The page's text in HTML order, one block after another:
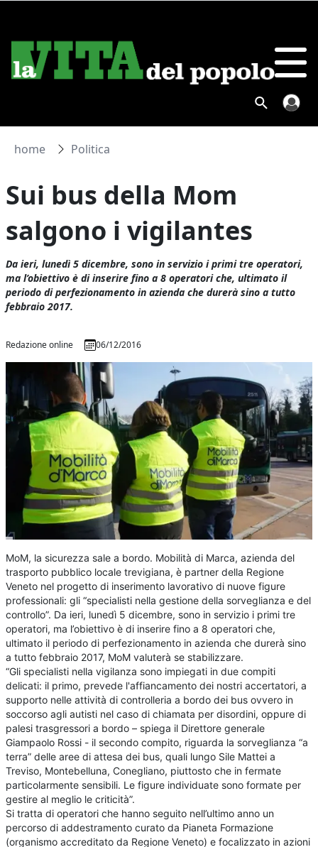
home Politica
Sui bus della Mom
salgono i vigilantes
Da ieri, lunedì 5 dicembre, sono in servizio i primi tre operatori,
ma l’obiettivo è di inserire fino a 8 operatori che, ultimato il
periodo di perfezionamento in azienda che durerà sino a tutto
febbraio 2017.
Redazione online 06/12/2016
MoM, la sicurezza sale a bordo. Mobilità di Marca, azienda del
trasporto pubblico locale trevigiana, è partner della Regione
Veneto nel progetto di inserimento lavorativo di nuove figure
professionali: gli “specialisti nella gestione della sorveglianza e del
controllo”. Da ieri, lunedì 5 dicembre, sono in servizio i primi tre
operatori, ma l’obiettivo è di inserire fino a 8 operatori che,
ultimato il periodo di perfezionamento in azienda che durerà sino
a tutto febbraio 2017, MoM valuterà se stabilizzare.
“Gli specialisti nella vigilanza sono impiegati in due compiti
delicati: il primo, prevede l'affiancamento dei nostri accertatori, a
supporto nelle attività di controlleria a bordo dei bus ovvero in
soccorso agli autisti nel caso di chiamata per disordini, oppure di
palesi trasgressori a bordo – spiega il Direttore generale
Giampaolo Rossi - il secondo compito, riguarda la sorveglianza “a
terra” delle aree di attesa dei bus, quali lungo Sile Mattei a
Treviso, Montebelluna, Conegliano, piuttosto che in fermate
particolarmente sensibili. Le figure individuate sono formate per
gestire al meglio le criticità”.
Si tratta di operatori che hanno seguito nell’ultimo anno un
percorso di addestramento curato da Pianeta Formazione
(organismo accreditato da Regione Veneto) e focalizzato in azioni